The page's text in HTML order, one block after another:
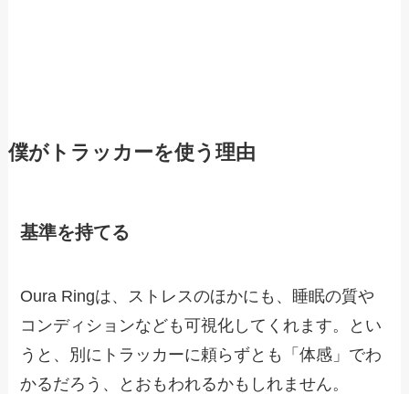
僕がトラッカーを使う理由
基準を持てる
Oura Ringは、ストレスのほかにも、睡眠の質や
コンディションなども可視化してくれます。とい
うと、別にトラッカーに頼らずとも「体感」でわ
かるだろう、とおもわれるかもしれません。